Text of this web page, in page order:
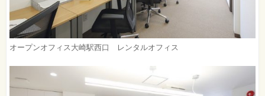
オープンオフィス大崎駅西口 レンタルオフィス